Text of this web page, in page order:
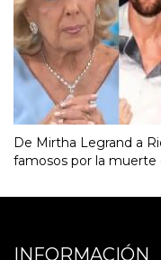
De Mirtha Legrand a
famosos por la muerte
INFORMACIÓN